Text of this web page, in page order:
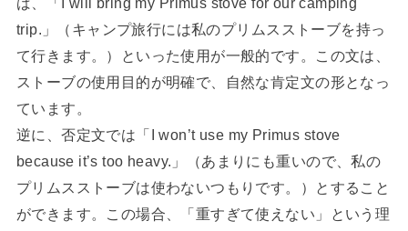
trip.」（キャンプ旅行には私のプリムスストーブを持っ
て行きます。）といった使用が一般的です。この文は、
ストーブの使用目的が明確で、自然な肯定文の形となっ
ています。
逆に、否定文では「I won’t use my Primus stove
because it’s too heavy.」（あまりにも重いので、私の
プリムスストーブは使わないつもりです。）とすること
ができます。この場合、「重すぎて使えない」という理